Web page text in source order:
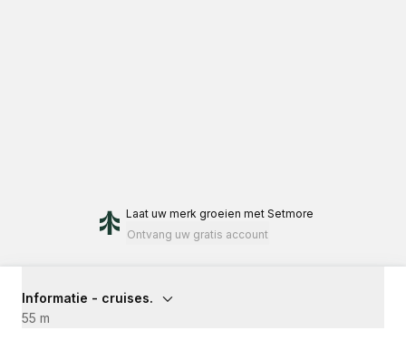
Laat uw merk groeien met Setmore
Ontvang uw gratis account
Informatie - cruises.
55 m